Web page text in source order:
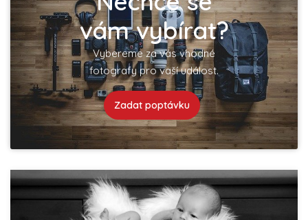
vám vybírat?
Vybereme za vás vhodné
fotografy pro vaší událost.
Zadat poptávku